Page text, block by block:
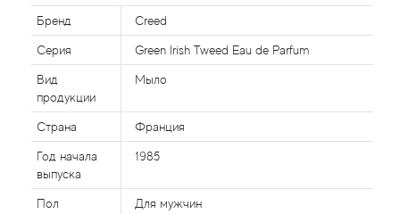
Бренд Creed
Серия Green Irish Tweed Eau de Parfum
Вид
продукции
Мыло
Страна Франция
Год начала
выпуска
1985
Пол Для мужчин
Ajmal
Al Haramain
Al Jazeera
Alaia Paris
Alexander McQueen